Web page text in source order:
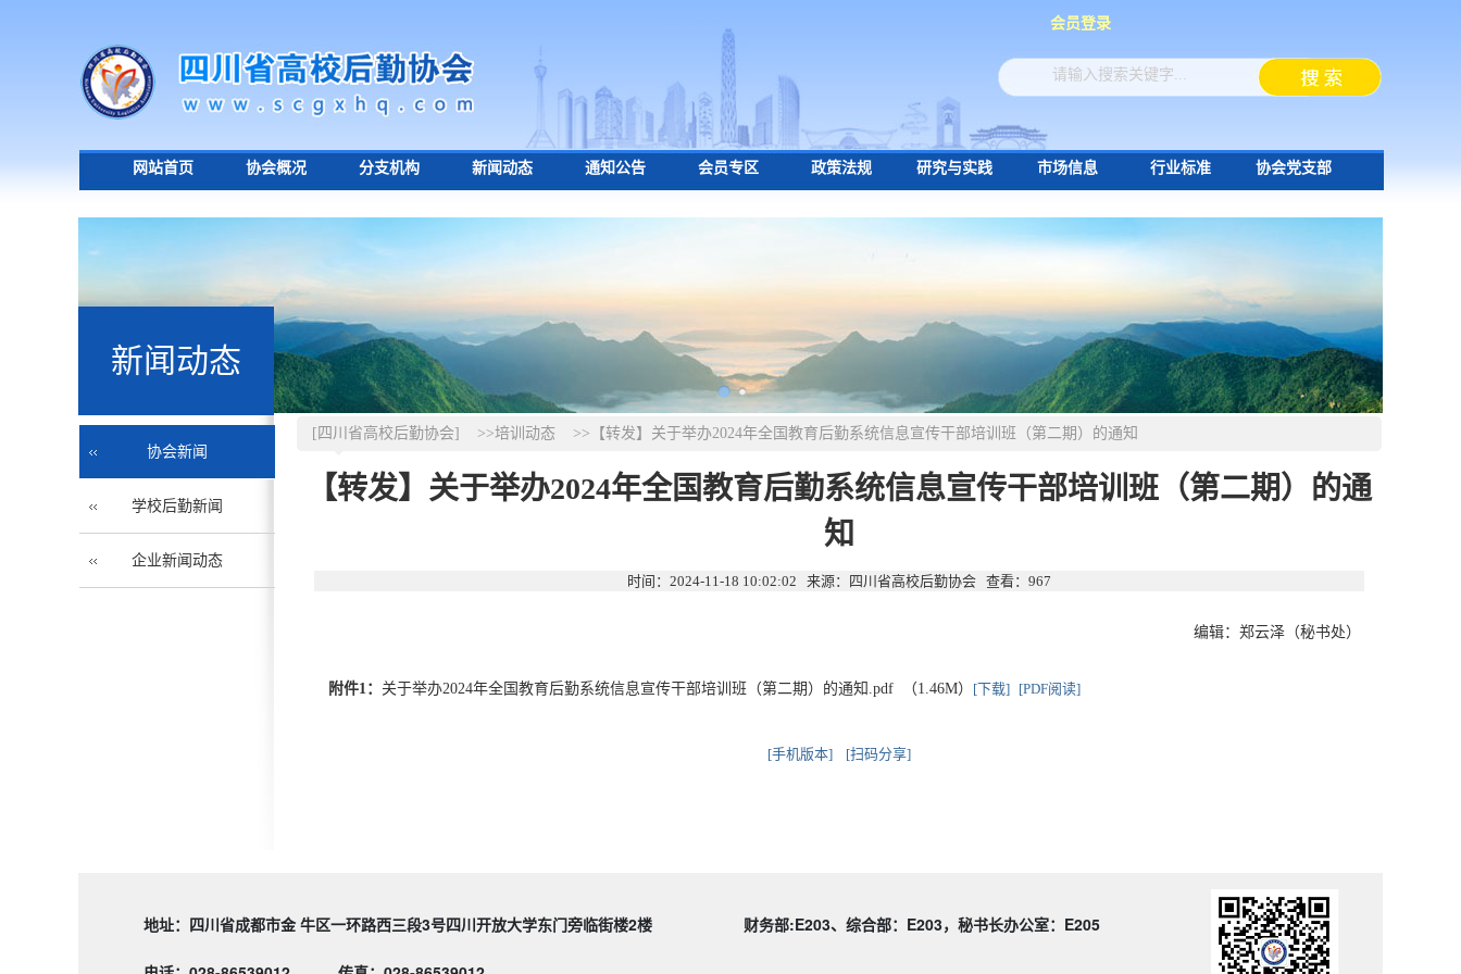
网站首页 协会概况 分支机构 新闻动态 通知公告 会员专区 政策法规 研究与实践 市场信息 行业标准 协会党支部
会员登录
新闻动态
协会新闻
学校后勤新闻
企业新闻动态
[四川省高校后勤协会] >>培训动态 >>【转发】关于举办2024年全国教育后勤系统信息宣传干部培训班（第二期）的通知
【转发】关于举办2024年全国教育后勤系统信息宣传干部培训班（第二期）的通
知
时间：2024-11-18 10:02:02 来源：四川省高校后勤协会 查看： 967
编辑：郑云泽（秘书处）
附件1： 关于举办2024年全国教育后勤系统信息宣传干部培训班（第二期）的通知.pdf （1.46M） [下载] [PDF阅读]
[手机版本] [扫码分享]
地址：四川省成都市金 牛区一环路西三段3号四川开放大学东门旁临街楼2楼 财务部:E203、 综合部：E203，秘书长办公室：E205